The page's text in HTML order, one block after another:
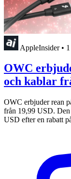
AppleInsider •
OWC
och kablar
OWC erbjuder rean
från 19,99 USD.
USD efter en rabatt